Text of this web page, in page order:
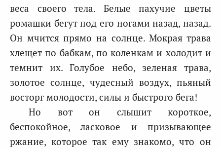
веса своего тела. Белые пахучие цветы
ромашки бегут под его ногами назад, назад.
Он мчится прямо на солнце. Мокрая трава
хлещет по бабкам, по коленкам и холодит и
темнит их. Голубое небо, зеленая трава,
золотое солнце, чудесный воздух, пьяный
восторг молодости, силы и быстрого бега!
Но вот он слышит короткое,
беспокойное, ласковое и призывающее
ржание, которое так ему знакомо, что он